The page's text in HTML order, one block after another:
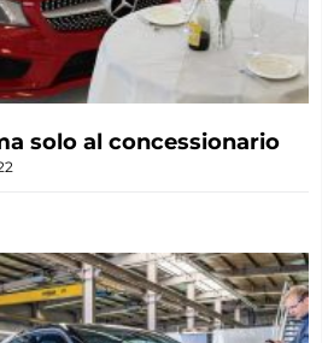
solo al concessionario